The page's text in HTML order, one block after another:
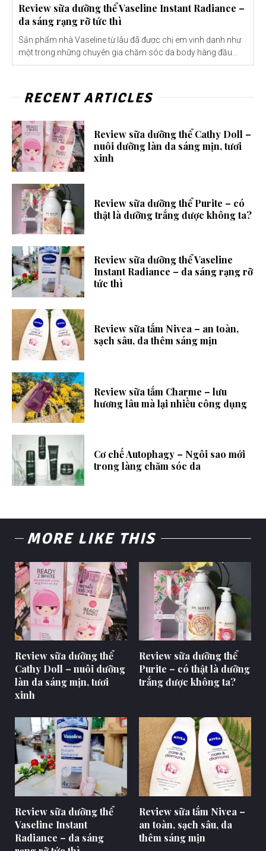
Review sữa dưỡng thể Vaseline Instant Radiance –
da sáng rạng rỡ tức thì
Sản phẩm nhà Vaseline từ lâu đã được chị em vinh danh như
một trong những chuyên gia chăm sóc da body hàng đầu...
RECENT ARTICLES
Review sữa dưỡng thể Cathy Doll –
nuôi dưỡng làn da sáng mịn, tươi
xinh
Review sữa dưỡng thể Purite – có
thật là dưỡng trắng được không ta?
Review sữa dưỡng thể Vaseline
Instant Radiance – da sáng rạng rỡ
tức thì
Review sữa tắm Nivea – an toàn,
sạch sâu, da thêm sáng mịn
Review sữa tắm Charme – lưu
hương lâu mà lại nhiều công dụng
Cơ chế Autophagy – Ngôi sao mới
trong làng chăm sóc da
MORE LIKE THIS
Review sữa dưỡng thể
Cathy Doll – nuôi dưỡng
làn da sáng mịn, tươi
xinh
Review sữa dưỡng thể
Purite – có thật là dưỡng
trắng được không ta?
Review sữa dưỡng thể
Vaseline Instant
Radiance – da sáng
Review sữa tắm Nivea –
an toàn, sạch sâu, da
thêm sáng mịn